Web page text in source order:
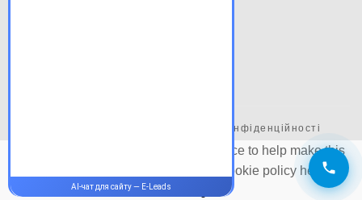
Політика конфіденційності
We have placed cookies on your device to help make this
cookie policy here.
Continue using site